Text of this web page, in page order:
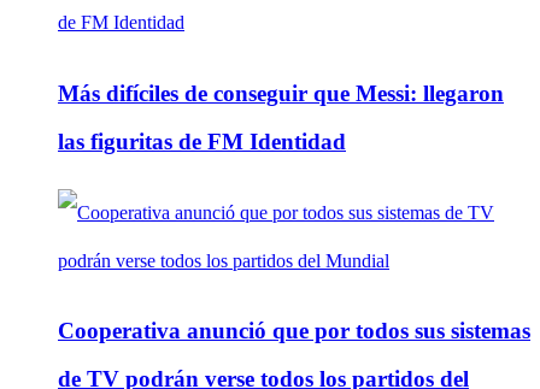
Más difíciles de conseguir que Messi: llegaron
las figuritas de FM Identidad
Cooperativa anunció que por todos sus sistemas
de TV podrán verse todos los partidos del